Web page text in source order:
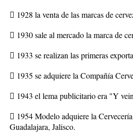
 1928 la venta de las marcas de
 1930 sale al mercado la marca de
 1933 se realizan las primeras
 1935 se adquiere la Compañía
 1943 el lema publicitario era "Y
 1954 Modelo adquiere la
Guadalajara, Jalisco.